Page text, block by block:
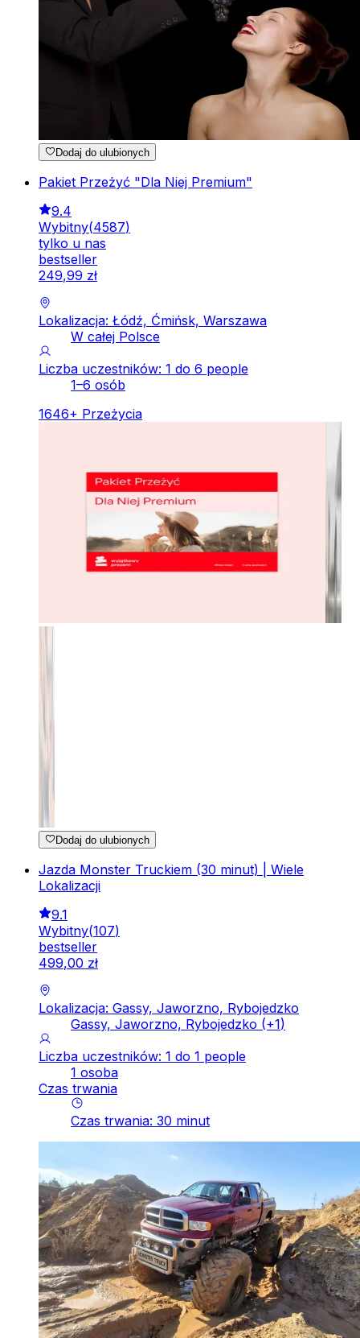
Dodaj do ulubionych
Pakiet Przeżyć "Dla Niej Premium"
9.4
Wybitny(4587)
tylko u nas
bestseller
249,99 zł
Lokalizacja: Łódź, Ćmińsk, Warszawa
W całej Polsce
Liczba uczestników: 1 do 6 people
1–6 osób
1646+ Przeżycia
Dodaj do ulubionych
Jazda Monster Truckiem (30 minut) | Wiele
Lokalizacji
9.1
Wybitny(107)
bestseller
499,00 zł
Lokalizacja: Gassy, Jaworzno, Rybojedzko
Gassy, Jaworzno, Rybojedzko (+1)
Liczba uczestników: 1 do 1 people
1 osoba
Czas trwania
Czas trwania: 30 minut